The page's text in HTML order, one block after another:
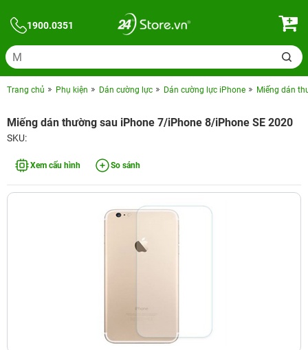
1900.0351
Trang chủ Phụ kiện Dán cường lực Dán cường lực iPhone Miếng dán
Miếng dán thường sau iPhone 7/iPhone 8/iPhone SE 2020
SKU:
Xem cấu hình So sánh